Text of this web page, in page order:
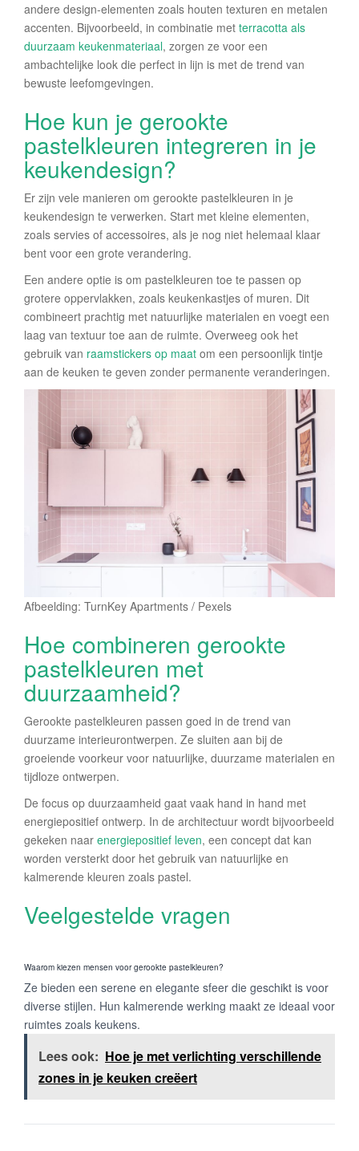
andere design-elementen zoals houten texturen en metalen
accenten. Bijvoorbeeld, in combinatie met terracotta als
duurzaam keukenmateriaal, zorgen ze voor een
ambachtelijke look die perfect in lijn is met de trend van
bewuste leefomgevingen.
Hoe kun je gerookte
pastelkleuren integreren in je
keukendesign?
Er zijn vele manieren om gerookte pastelkleuren in je
keukendesign te verwerken. Start met kleine elementen,
zoals servies of accessoires, als je nog niet helemaal klaar
bent voor een grote verandering.
Een andere optie is om pastelkleuren toe te passen op
grotere oppervlakken, zoals keukenkastjes of muren. Dit
combineert prachtig met natuurlijke materialen en voegt een
laag van textuur toe aan de ruimte. Overweeg ook het
gebruik van raamstickers op maat om een persoonlijk tintje
aan de keuken te geven zonder permanente veranderingen.
Afbeelding: TurnKey Apartments / Pexels
Hoe combineren gerookte
pastelkleuren met
duurzaamheid?
Gerookte pastelkleuren passen goed in de trend van
duurzame interieurontwerpen. Ze sluiten aan bij de
groeiende voorkeur voor natuurlijke, duurzame materialen en
tijdloze ontwerpen.
De focus op duurzaamheid gaat vaak hand in hand met
energiepositief ontwerp. In de architectuur wordt bijvoorbeeld
gekeken naar energiepositief leven, een concept dat kan
worden versterkt door het gebruik van natuurlijke en
kalmerende kleuren zoals pastel.
Veelgestelde vragen
Waarom kiezen mensen voor gerookte pastelkleuren?
Ze bieden een serene en elegante sfeer die geschikt is voor
diverse stijlen. Hun kalmerende werking maakt ze ideaal voor
ruimtes zoals keukens.
Lees ook: Hoe je met verlichting verschillende
zones in je keuken creëert